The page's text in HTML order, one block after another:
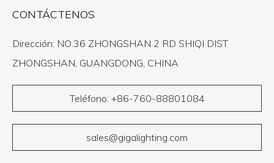
CONTÁCTENOS
Dirección: NO.36 ZHONGSHAN 2 RD SHIQI DIST
ZHONGSHAN, GUANGDONG, CHINA
Teléfono: +86-760-88801084
sales@gigalighting.com